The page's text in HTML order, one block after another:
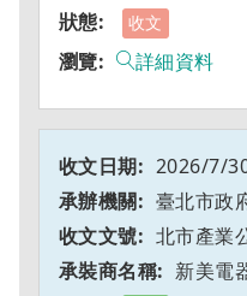
收文
詳細資料
2026/7/
臺北市政
北市產業
新美電